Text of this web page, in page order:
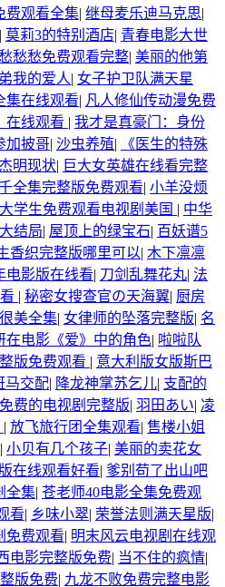
费观看全集| 继母麦乐迪马克思|
| 莫莉3的特别酒店| 青春电影大世
愁愁免费观看完整| 美丽的他第
我的爱人| 女子护卫队满天星
集在线观看| 凡人修仙传动漫免费
在线观看 | 我才是真豪门：身份
加披哥| 沙虫养殖|
《医生的特殊
明现状| 巨大女英雄在线看完整
全集完整版免费观看| 小羊没烦
学生免费观看电视剧美国 | 中华
结局| 屋顶上的绿宝石| 百妖谱5
香织完整版哪里可以| 木下凛凛
电影版在线看| 刀剑乱舞花丸| 法
| 秘密女搜查官の天海翼| 厨房
美全集| 女律师的坠落完整版| 名
在电影《爱》中的角色| 啦啦队
版免费观看 | 意大利版女版斯巴
马交配| 降龙神掌苏乞儿| 支配的
费的电视剧完整版| 羽田あい| 凌
| 放飞旅行团全集观看| 售楼小姐
| 小贝有几个孩子| 美丽的卖花女
在线观看好看| 爹别苟了出山吧
全集| 苍老师40电影全集免费观
看| 乡味小翠| 荣誉法则满天星版|
免费观看| 明末风云电视剧在线观
电影完整版免费| 当不住的疯情|
版免费| 九龙不败免费完整电影